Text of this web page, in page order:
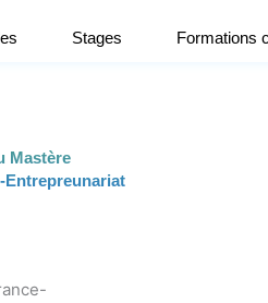
Stages Formations
Mastère
Entrepreunariat